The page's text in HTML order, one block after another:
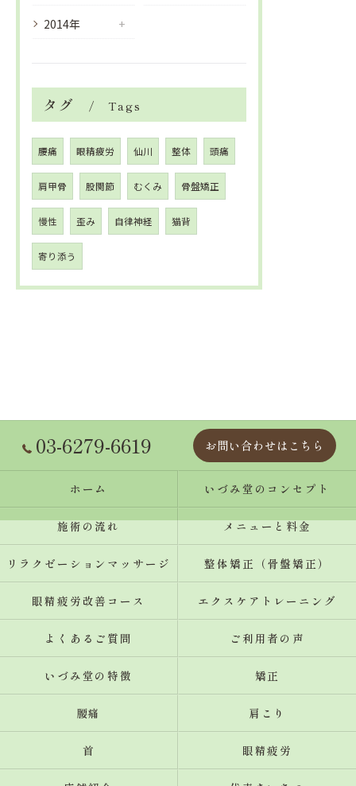
2014年
タグ Tags
腰痛 眼精疲労 仙川 整体 頭痛
肩甲骨 股関節 むくみ 骨盤矯正
慢性 歪み 自律神経 猫背
寄り添う
03-6279-6619 お問い合わせはこちら
ホーム いづみ堂のコンセプト
施術の流れ メニューと料金
リラクゼーションマッサージ 整体矯正（骨盤矯正）
眼精疲労改善コース エクスケアトレーニング
よくあるご質問 ご利用者の声
いづみ堂の特徴 矯正
腰痛 肩こり
首 眼精疲労